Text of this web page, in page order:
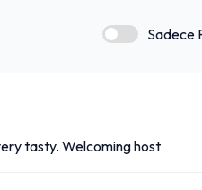
Sadece
tasty. Welcoming host